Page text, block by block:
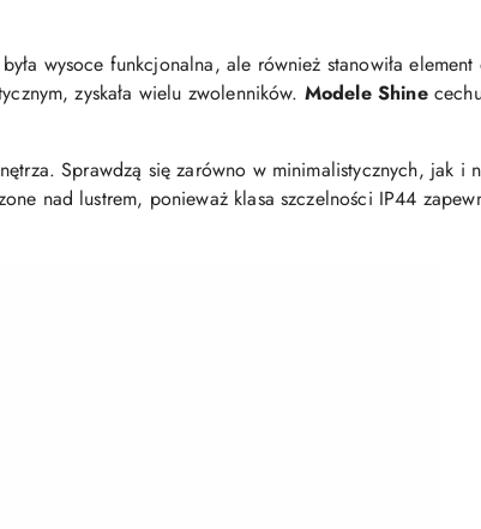
wysoce funkcjonalna, ale również stanowiła
zyskała wielu zwolenników. Modele Shine
Sprawdzą się zarówno w minimalistycznych, jak i
nad lustrem, ponieważ klasa szczelności IP44